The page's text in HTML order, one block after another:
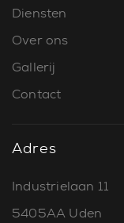
Diensten
Over ons
Gallerij
Contact
Adres
Industrielaan 11
5405AA Uden